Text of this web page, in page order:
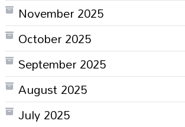
November 2025
October 2025
September 2025
August 2025
July 2025